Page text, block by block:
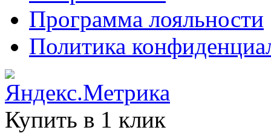
Программа лояльности
Политика
Купить в 1 клик